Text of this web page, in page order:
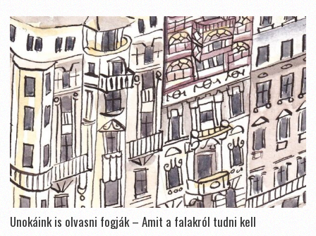
Unokáink is olvasni fogják – Amit a falakról tudni kell